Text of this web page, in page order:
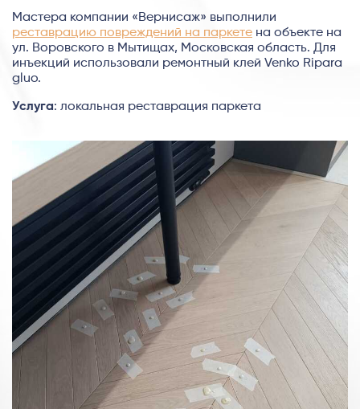
Мастера компании «Вернисаж» выполнили
реставрацию повреждений на паркете на объекте на
ул. Воровского в Мытищах, Московская область. Для
инъекций использовали ремонтный клей Venko Ripara
gluo.
Услуга: локальная реставрация паркета